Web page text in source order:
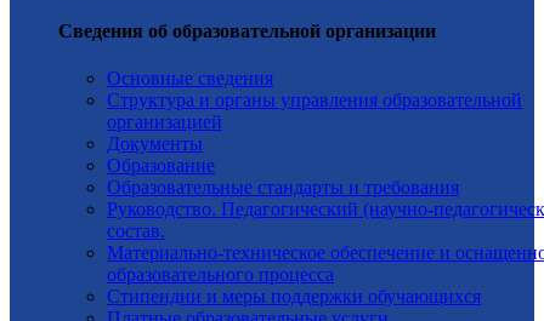
Сведения об образовательной организации
Основные сведения
Структура и органы управления образовательной
организацией
Документы
Образование
Образовательные стандарты и требования
Руководство. Педагогический (научно-
состав.
Материально-техническое обеспечение и
образовательного процесса
Стипендии и меры поддержки обучающихся